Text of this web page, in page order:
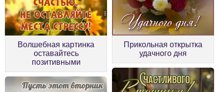
Волшебная картинка
оставайтесь
позитивными
Прикольная открытка
удачного дня